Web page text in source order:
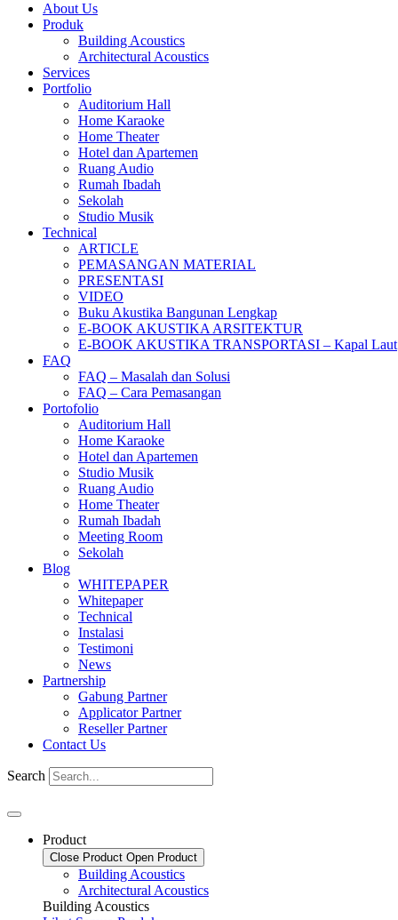
About Us
Produk
Building Acoustics
Architectural Acoustics
Services
Portfolio
Auditorium Hall
Home Karaoke
Home Theater
Hotel dan Apartemen
Ruang Audio
Rumah Ibadah
Sekolah
Studio Musik
Technical
ARTICLE
PEMASANGAN MATERIAL
PRESENTASI
VIDEO
Buku Akustika Bangunan Lengkap
E-BOOK AKUSTIKA ARSITEKTUR
E-BOOK AKUSTIKA TRANSPORTASI – Kapal Laut
FAQ
FAQ – Masalah dan Solusi
FAQ – Cara Pemasangan
Portofolio
Auditorium Hall
Home Karaoke
Hotel dan Apartemen
Studio Musik
Ruang Audio
Home Theater
Rumah Ibadah
Meeting Room
Sekolah
Blog
WHITEPAPER
Whitepaper
Technical
Instalasi
Testimoni
News
Partnership
Gabung Partner
Applicator Partner
Reseller Partner
Contact Us
Search
Product
Close Product Open Product
Building Acoustics
Architectural Acoustics
Building Acoustics